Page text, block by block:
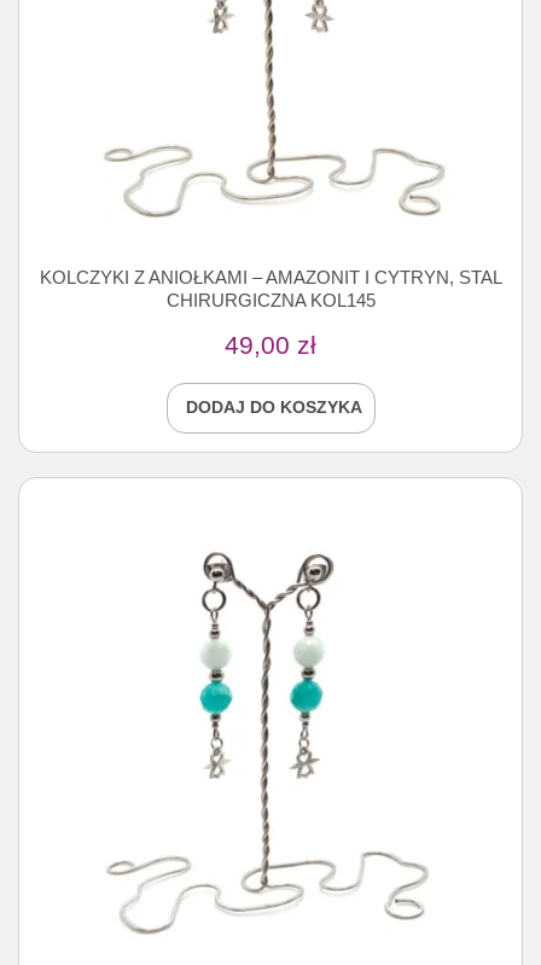
KOLCZYKI Z ANIOŁKAMI – AMAZONIT I CYTRYN, STAL
CHIRURGICZNA KOL145
49,00 zł
DODAJ DO KOSZYKA